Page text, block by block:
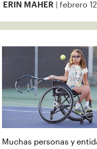
ERIN MAHER | febrero
Muchas personas y